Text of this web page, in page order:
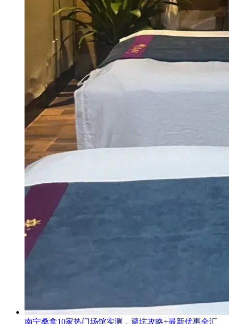
南宁桑拿10家热门场馆实测，避坑攻略+最新优惠全汇